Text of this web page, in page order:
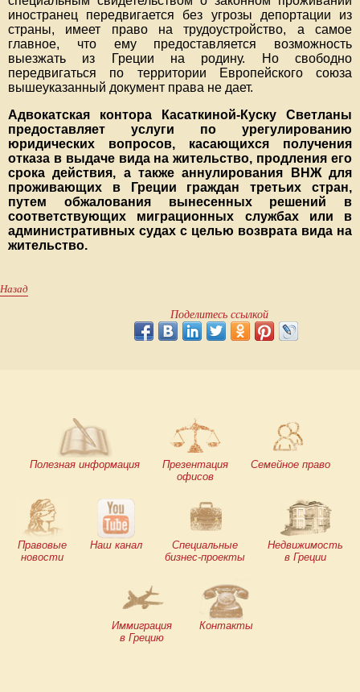
иностранец передвигается без угрозы депортации из
страны, имеет право на трудоустройство, а самое
главное, что ему предоставляется возможность
выезжать из Греции на родину. Но свободно
передвигаться по территории Европейского союза
вышеуказанный документ права не дает.
Адвокатская контора Касаткиной-Куску Светланы
предоставляет услуги по урегулированию
юридических вопросов, касающихся получения
отказа в выдаче вида на жительство, продления его
срока действия, а также аннулирования ВНЖ для
проживающих в Греции граждан третьих стран,
путем обжалования вынесенных решений в
соответствующих миграционных службах или в
административных судах с целью возврата вида на
жительство.
Назад
Поделитесь ссылкой
Полезная информация
Презентация
офисов
Семейное право
Правовые
новости
Наш канал
Специальные
бизнес-проекты
Недвижимость
в Греции
Иммиграция
в Грецию
Контакты